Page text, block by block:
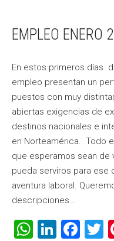
EMPLEO ENERO
En estos primeros días
empleo presentan un
puestos con muy
abiertas exigencias de
destinos nacionales e
en Norteamérica. Todo
que esperamos sean de
pueda serviros para ese
aventura laboral.
descripciones…